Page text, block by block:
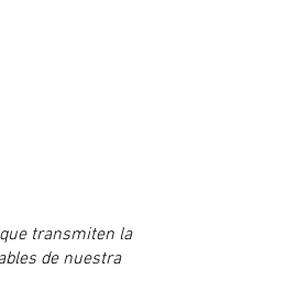
transmiten la
de nuestra